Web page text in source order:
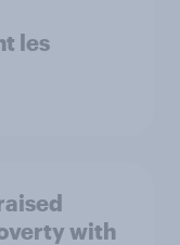
les
with